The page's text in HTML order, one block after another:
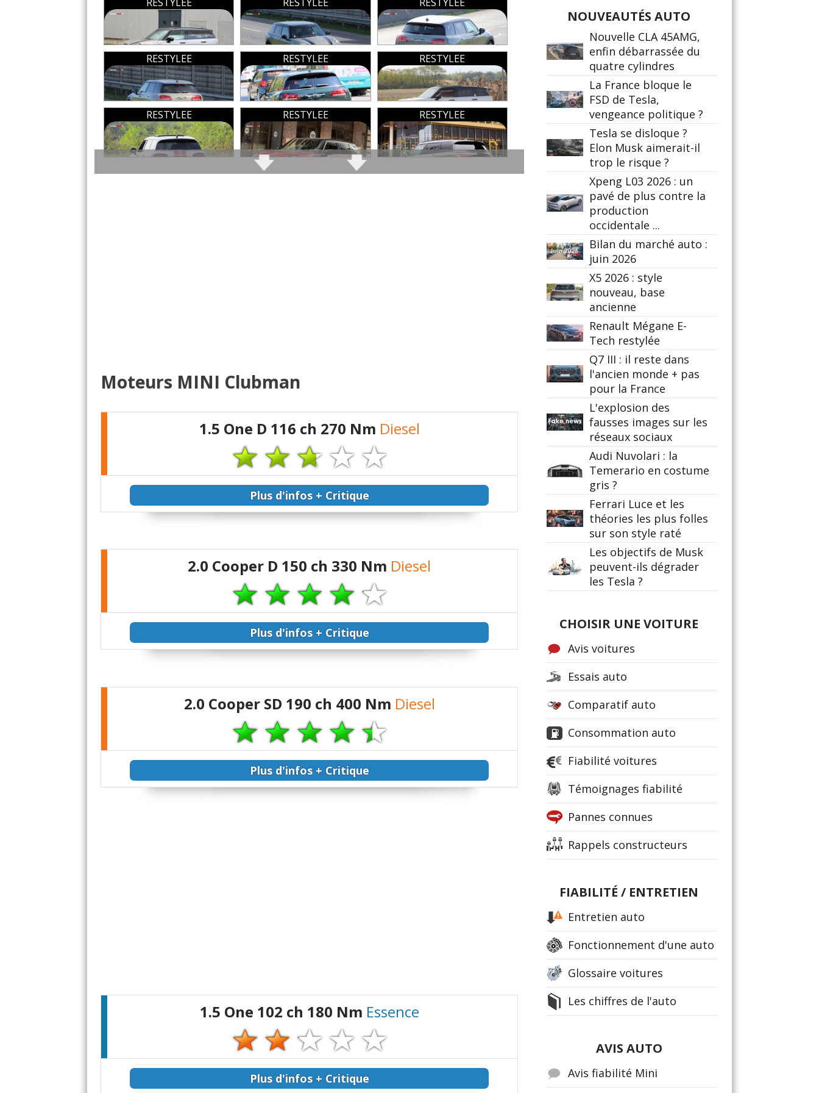
Certains moteurs qui auraient mérité de
rester en 4 cylindres (surtout le 136 ch
qui représente le coeur de gamme)
PAs d'amortissement piloté DCC alors
que la Polo peut en bénéficier ... Allez
comprendre
Tous les autres défauts
MINI Clubman signalés
Il y a1réaction(s) sur ce commentaire :
ParBug Haty-TOP CONTRIBUTEUR(2024-08-09 22:38:50) : Exact pour les
yeux seulement... qu'est ce que Bm a foutu du fric en l'air pour ces
"dclinaisons" bidons... roadster, coup, j'en passe.
Commenter cet avis
(Votre post sera visible sous le commentaire après validation)
RESTYLEE RESTYLEE RESTYLEE
RESTYLEE RESTYLEE RESTYLEE
Moteurs MINI Clubman
1.5 One D 116 ch 270 Nm Diesel
Plus d'infos + Critique
2.0 Cooper D 150 ch 330 Nm Diesel
Plus d'infos + Critique
2.0 Cooper SD 190 ch 400 Nm Diesel
Plus d'infos + Critique
1.5 One 102 ch 180 Nm Essence
Plus d'infos + Critique
NOUVEAUTÉS AUTO
Nouvelle CLA 45AMG,
enfin débarrassée du
quatre cylindres
La France bloque le
FSD de Tesla,
vengeance politique ?
Tesla se disloque ?
Elon Musk aimerait-il
trop le risque ?
Xpeng L03 2026 : un
pavé de plus contre la
production
occidentale ...
Bilan du marché auto :
juin 2026
X5 2026 : style
nouveau, base
ancienne
Renault Mégane E-
Tech restylée
Q7 III : il reste dans
l'ancien monde + pas
pour la France
L'explosion des
fausses images sur les
réseaux sociaux
Audi Nuvolari : la
Temerario en costume
gris ?
Ferrari Luce et les
théories les plus folles
sur son style raté
Les objectifs de Musk
peuvent-ils dégrader
les Tesla ?
CHOISIR UNE VOITURE
Avis voitures
Essais auto
Comparatif auto
Consommation auto
Fiabilité voitures
Témoignages fiabilité
Pannes connues
Rappels constructeurs
FIABILITÉ / ENTRETIEN
Entretien auto
Fonctionnement d'une auto
Glossaire voitures
Les chiffres de l'auto
AVIS AUTO
Avis fiabilité Mini